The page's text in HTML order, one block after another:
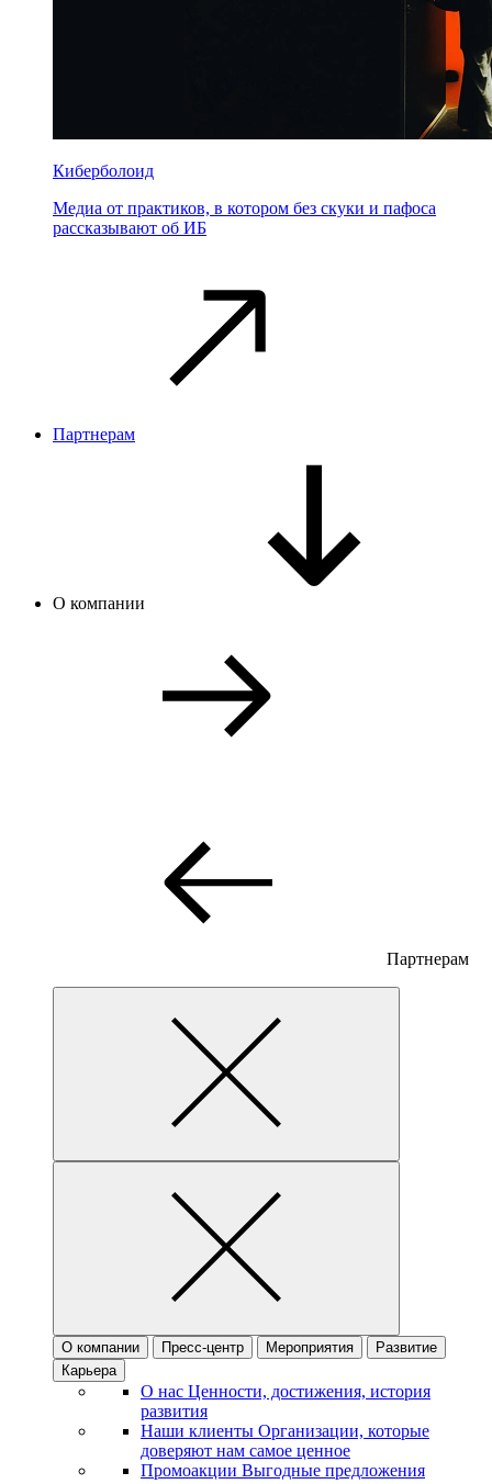
Киберболоид
Медиа от практиков, в котором без скуки и пафоса
рассказывают об ИБ
Партнерам
О компании
Партнерам
О компании Пресс-центр Мероприятия
Развитие
Карьера
О нас Ценности, достижения, история
развития
Наши клиенты Организации, которые
доверяют нам самое ценное
Промоакции Выгодные предложения